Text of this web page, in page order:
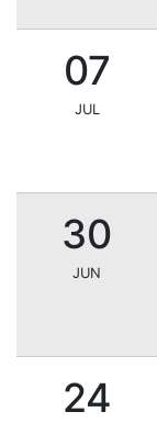
07
JUL
30
JUN
24